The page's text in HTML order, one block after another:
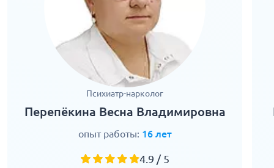
Психиатр-нарколог
Перепёкина Весна Владимировна
опыт работы: 16 лет
4.9 / 5